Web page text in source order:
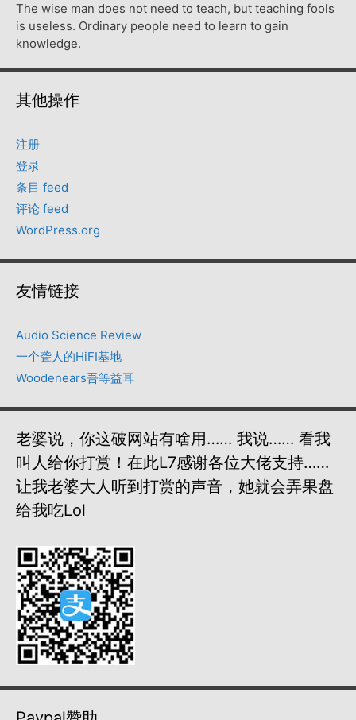
The wise man does not need to teach, but teaching fools
is useless. Ordinary people need to learn to gain
knowledge.
其他操作
注册
登录
条目 feed
评论 feed
WordPress.org
友情链接
Audio Science Review
一个聋人的HiFI基地
Woodenears吾等益耳
老婆说，你这破网站有啥用…… 我说…… 看我
叫人给你打赏！在此L7感谢各位大佬支持……
让我老婆大人听到打赏的声音，她就会弄果盘
给我吃lol